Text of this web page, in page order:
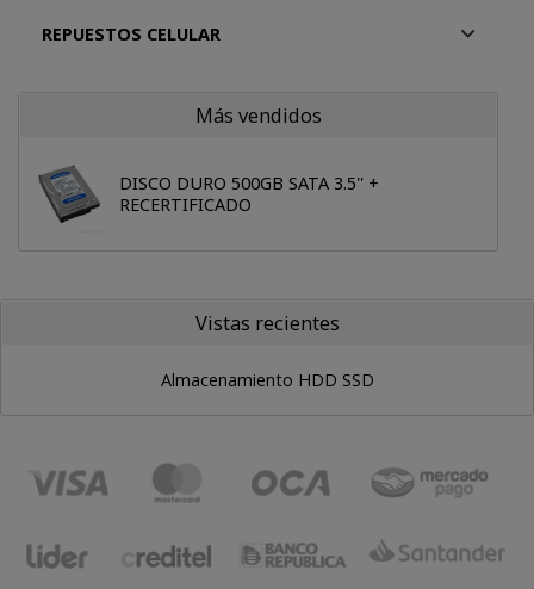
REPUESTOS CELULAR
Más vendidos
DISCO DURO 500GB SATA 3.5'' +
RECERTIFICADO
Vistas recientes
Almacenamiento HDD SSD